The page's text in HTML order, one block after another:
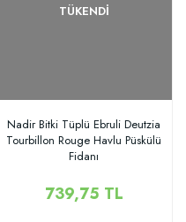
TÜKENDI
Nadir Bitki Tüplü Ebruli Deutzia
Tourbillon Rouge Havlu Püskülü
Fidanı
739,75 TL